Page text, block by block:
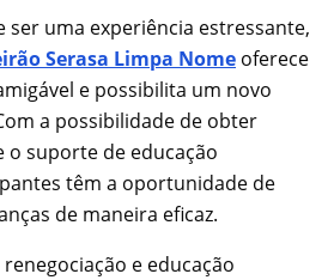
ser uma experiência estressante,
Serasa Limpa Nome oferece
e possibilita um novo
a possibilidade de obter
o suporte de educação
têm a oportunidade de
de maneira eficaz.
e educação